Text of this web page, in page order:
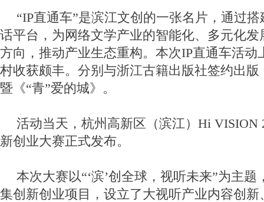
“IP直通车”是滨江文创的一张名片，通过
话平台，为网络文学产业的智能化、多元化
方向，推动产业生态重构。本次IP直通车活动
村收获颇丰。分别与浙江古籍出版社签约出版
暨《“青”爱的城》。
活动当天，杭州高新区（滨江）Hi VISION
新创业大赛正式发布。
本次大赛以“‘滨’创全球，视听未来”为主
集创新创业项目，设立了大视听产业内容创